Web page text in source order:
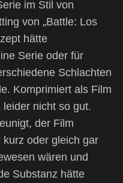
im Stil von
von „Battle: Los
hätte
Serie oder für
Schlachten
Komprimiert als Film
nicht so gut.
der Film
oder gleich gar
wären und
Substanz hätte